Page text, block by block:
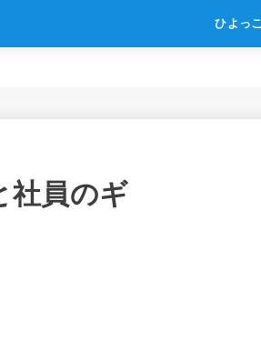
ひよっこ
社員のギ